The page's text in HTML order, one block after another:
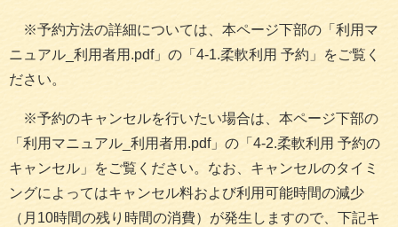
※予約方法の詳細については、本ページ下部の「利用マ
ニュアル_利用者用.pdf」の「4-1.柔軟利用 予約」をご覧く
ださい。
※予約のキャンセルを行いたい場合は、本ページ下部の
「利用マニュアル_利用者用.pdf」の「4-2.柔軟利用 予約の
キャンセル」をご覧ください。なお、キャンセルのタイミ
ングによってはキャンセル料および利用可能時間の減少
（月10時間の残り時間の消費）が発生しますので、下記キ